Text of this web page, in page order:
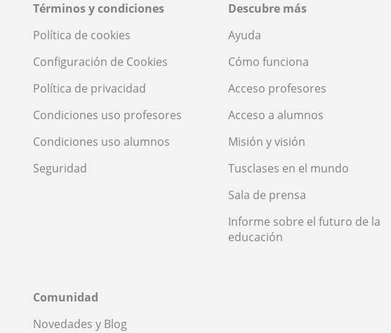
Términos y condiciones
Política de cookies
Configuración de Cookies
Política de privacidad
Condiciones uso profesores
Condiciones uso alumnos
Seguridad
Descubre más
Ayuda
Cómo funciona
Acceso profesores
Acceso a alumnos
Misión y visión
Tusclases en el mundo
Sala de prensa
Informe sobre el futuro de la
educación
Comunidad
Novedades y Blog